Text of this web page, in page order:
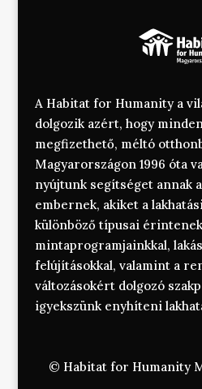
A Habitat for Humanity a
dolgozik azért, hogy
megfizethető, méltó
Magyarországon 1996 óta
nyújtunk segítséget annak
embernek, akiket a
különböző típusai
mintaprogramjainkkal,
felújításokkal, valamint a
változásokért dolgozó
igyekszünk enyhíteni
© Habitat for Humanity